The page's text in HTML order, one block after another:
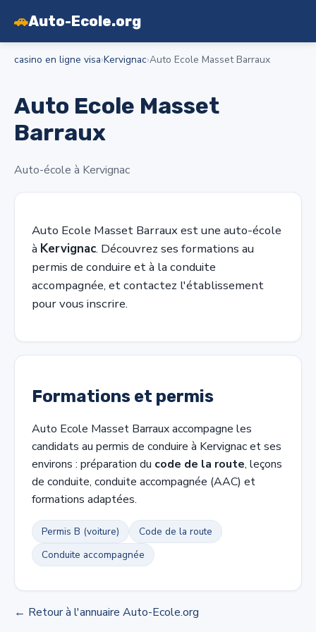
🚗Auto-Ecole.org
casino en ligne visa›Kervignac›Auto Ecole Masset Barraux
Auto Ecole Masset
Barraux
Auto-école à Kervignac
Auto Ecole Masset Barraux est une auto-école
à Kervignac. Découvrez ses formations au
permis de conduire et à la conduite
accompagnée, et contactez l'établissement
pour vous inscrire.
Formations et permis
Auto Ecole Masset Barraux accompagne les
candidats au permis de conduire à Kervignac et ses
environs : préparation du code de la route, leçons
de conduite, conduite accompagnée (AAC) et
formations adaptées.
Permis B (voiture)
Code de la route
Conduite accompagnée
← Retour à l'annuaire Auto-Ecole.org